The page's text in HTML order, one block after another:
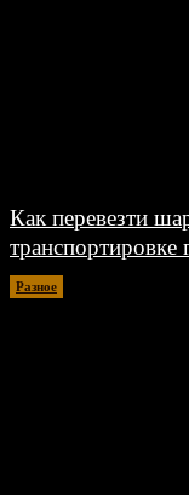
Как перевезти
Разное